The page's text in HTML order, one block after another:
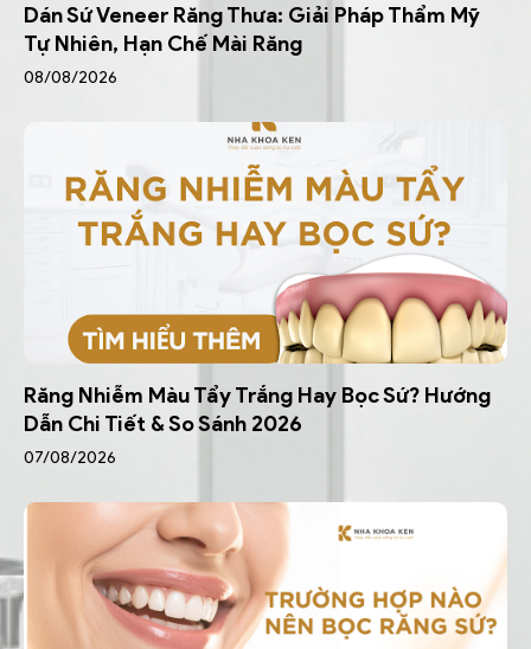
Dán Sứ Veneer Răng Thưa: Giải Pháp Thẩm Mỹ
Tự Nhiên, Hạn Chế Mài Răng
08/08/2026
Răng Nhiễm Màu Tẩy Trắng Hay Bọc Sứ? Hướng
Dẫn Chi Tiết & So Sánh 2026
07/08/2026